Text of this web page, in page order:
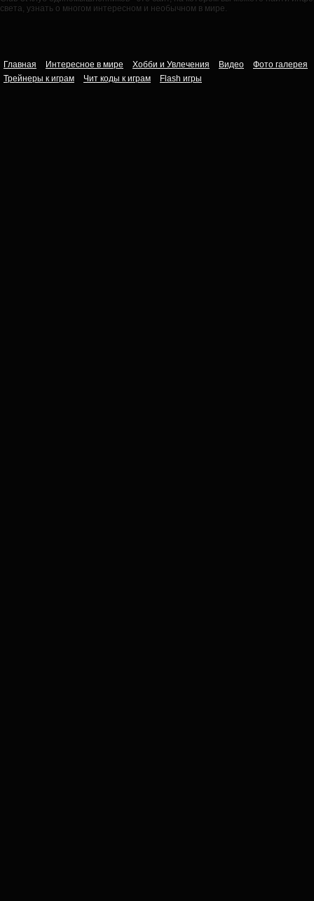
света, узнать о многом интересном и необычном в мире.
Главная Интересное в мире Хобби и Увлечения Видео
Фото галерея
Трейнеры к играм
Чит коды к играм Flash игры